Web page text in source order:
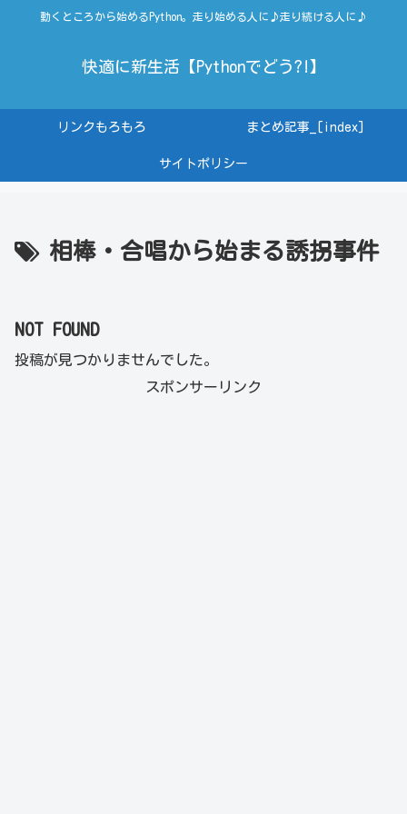
動くところから始めるPython。走り始める人に♪走り続ける人に♪
快適に新生活【Pythonでどう?!】
リンクもろもろ まとめ記事_[index]
サイトポリシー
相棒・合唱から始まる誘拐事件
NOT FOUND
投稿が見つかりませんでした。
スポンサーリンク